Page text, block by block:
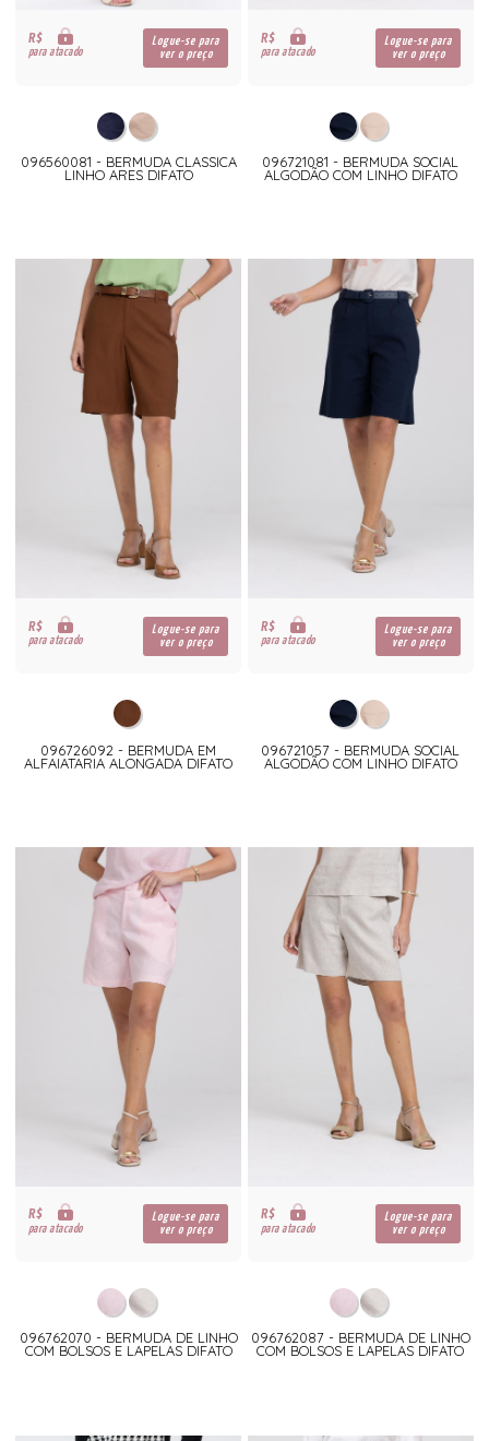
R$
para atacado
Logue-se para
ver o preço
096560081 - BERMUDA CLASSICA
LINHO ARES DIFATO
R$
para atacado
Logue-se para
ver o preço
096721081 - BERMUDA SOCIAL
ALGODÃO COM LINHO DIFATO
R$
para atacado
Logue-se para
ver o preço
096726092 - BERMUDA EM
ALFAIATARIA ALONGADA DIFATO
R$
para atacado
Logue-se para
ver o preço
096721057 - BERMUDA SOCIAL
ALGODÃO COM LINHO DIFATO
R$
para atacado
Logue-se para
ver o preço
096762070 - BERMUDA DE LINHO
COM BOLSOS E LAPELAS DIFATO
R$
para atacado
Logue-se para
ver o preço
096762087 - BERMUDA DE LINHO
COM BOLSOS E LAPELAS DIFATO